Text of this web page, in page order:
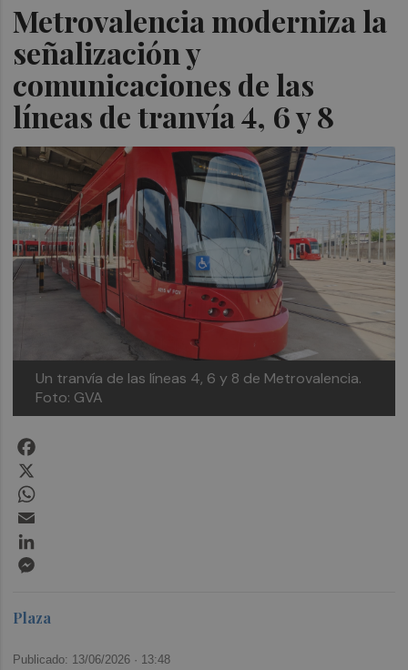
Metrovalencia moderniza la
señalización y
comunicaciones de las
líneas de tranvía 4, 6 y 8
Un tranvía de las líneas 4, 6 y 8 de Metrovalencia.
Foto: GVA
Plaza
Publicado: 13/06/2026 · 13:48